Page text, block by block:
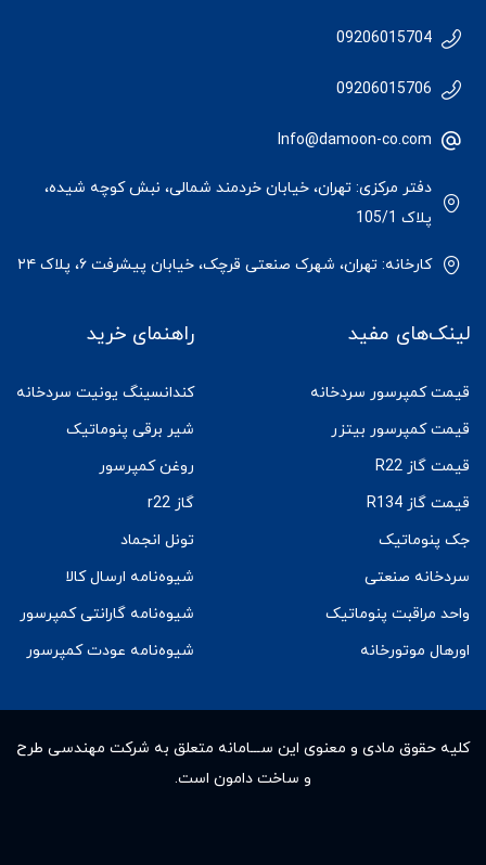
09206015704
09206015706
Info@damoon-co.com
دفتر مرکزی: تهران، خیابان خردمند شمالی، نبش کوچه شیده،
پلاک 105/1
کارخانه: تهران، شهرک صنعتی قرچک، خیابان پیشرفت ۶، پلاک ۲۴
لینک‌های مفید
قیمت کمپرسور سردخانه
قیمت کمپرسور بیتزر
قیمت گاز R22
قیمت گاز R134
جک پنوماتیک
سردخانه صنعتی
واحد مراقبت پنوماتیک
اورهال موتورخانه
راهنمای خرید
کندانسینگ یونیت سردخانه
شیر برقی پنوماتیک
روغن کمپرسور
گاز r22
تونل انجماد
شیوه‌نامه ارسال کالا
شیوه‌نامه گارانتی کمپرسور
شیوه‌نامه عودت کمپرسور
کلیه حقوق مادى و معنوى این ســـامانه متعلق به شرکت مهندسی طرح
و ساخت دامون است.